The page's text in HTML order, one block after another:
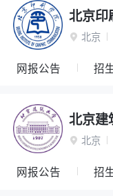
北京印
 北京
网报公告 招
北京建
 北京
网报公告 招